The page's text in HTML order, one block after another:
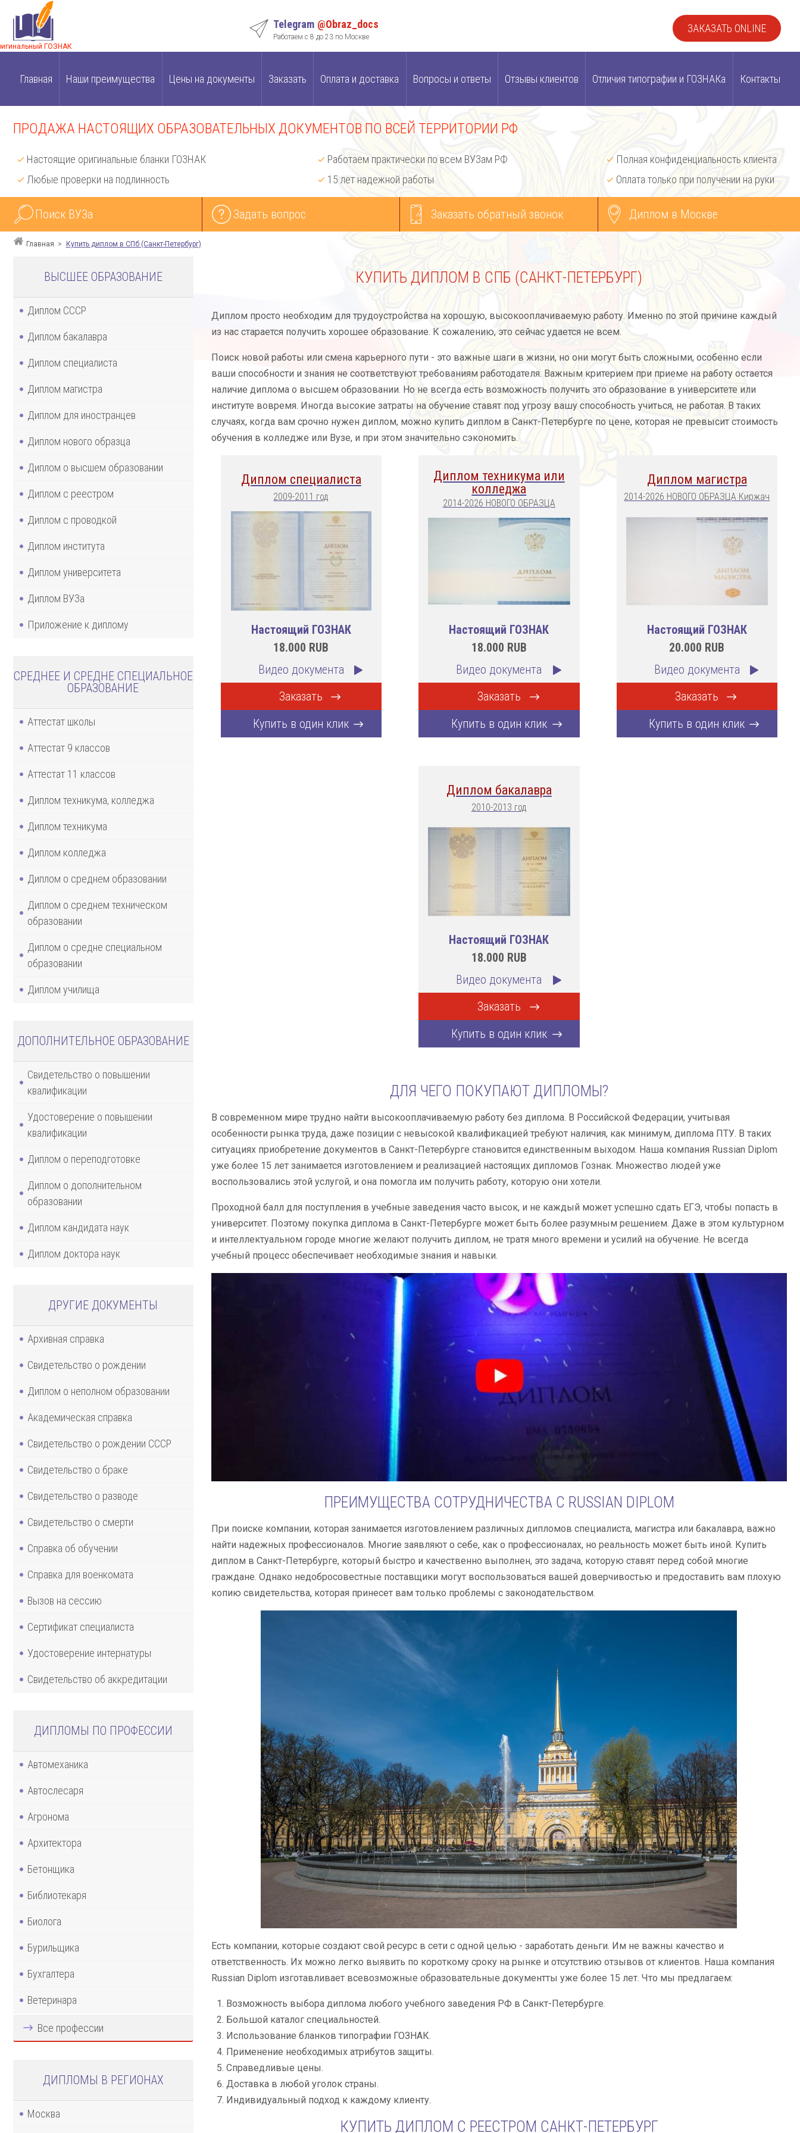
ГОЗНАК
Telegram @Obraz_docs
Работаем с 8 до 23 по Москве
ЗАКАЗАТЬ ONLINE
Главная Наши преимущества Цены на документы Заказать Оплата и доставка Вопросы и ответы Отзывы клиентов Отличия типографии и ГОЗНАКа Контакты
ПРОДАЖА НАСТОЯЩИХ ОБРАЗОВАТЕЛЬНЫХ ДОКУМЕНТОВ ПО ВСЕЙ ТЕРРИТОРИИ РФ
Настоящие оригинальные бланки ГОЗНАК
Любые проверки на подлинность
Работаем практически по всем ВУЗам РФ
15 лет надежной работы
Полная конфиденциальность клиента
Оплата только при получении на руки
Поиск ВУЗа Задать вопрос Заказать обратный звонок Диплом в Москве
Главная Купить диплом в СПб (Санкт-Петербург)
ВЫСШЕЕ ОБРАЗОВАНИЕ
Диплом СССР
Диплом бакалавра
Диплом специалиста
Диплом магистра
Диплом для иностранцев
Диплом нового образца
Диплом о высшем образовании
Диплом с реестром
Диплом с проводкой
Диплом института
Диплом университета
Диплом ВУЗа
Приложение к диплому
СРЕДНЕЕ И СРЕДНЕ СПЕЦИАЛЬНОЕ
ОБРАЗОВАНИЕ
Аттестат школы
Аттестат 9 классов
Аттестат 11 классов
Диплом техникума, колледжа
Диплом техникума
Диплом колледжа
Диплом о среднем образовании
Диплом о среднем техническом
образовании
Диплом о средне специальном
образовании
Диплом училища
ДОПОЛНИТЕЛЬНОЕ ОБРАЗОВАНИЕ
Свидетельство о повышении
квалификации
Удостоверение о повышении
квалификации
Диплом о переподготовке
Диплом о дополнительном
образовании
Диплом кандидата наук
Диплом доктора наук
ДРУГИЕ ДОКУМЕНТЫ
Архивная справка
Свидетельство о рождении
Диплом о неполном образовании
Академическая справка
Свидетельство о рождении СССР
Свидетельство о браке
Свидетельство о разводе
Свидетельство о смерти
Справка об обучении
Справка для военкомата
Вызов на сессию
Сертификат специалиста
Удостоверение интернатуры
Свидетельство об аккредитации
ДИПЛОМЫ ПО ПРОФЕССИИ
Автомеханика
Автослесаря
Агронома
Архитектора
Бетонщика
Библиотекаря
Биолога
Бурильщика
Бухгалтера
Ветеринара
Все профессии
ДИПЛОМЫ В РЕГИОНАХ
Москва
КУПИТЬ ДИПЛОМ В СПБ (САНКТ-ПЕТЕРБУРГ)
Диплом просто необходим для трудоустройства на хорошую, высокооплачиваемую работу. Именно по этой причине каждый
из нас старается получить хорошее образование. К сожалению, это сейчас удается не всем.
Поиск новой работы или смена карьерного пути - это важные шаги в жизни, но они могут быть сложными, особенно если
ваши способности и знания не соответствуют требованиям работодателя. Важным критерием при приеме на работу остается
наличие диплома о высшем образовании. Но не всегда есть возможность получить это образование в университете или
институте вовремя. Иногда высокие затраты на обучение ставят под угрозу вашу способность учиться, не работая. В таких
случаях, когда вам срочно нужен диплом, можно купить диплом в Санкт-Петербурге по цене, которая не превысит стоимость
обучения в колледже или Вузе, и при этом значительно сэкономить.
Диплом специалиста
2009-2011 год
Настоящий ГОЗНАК
18.000 RUB
Видео документа
Заказать
Купить в один клик
Диплом техникума или
колледжа
2014-2026 НОВОГО ОБРАЗЦА
Настоящий ГОЗНАК
18.000 RUB
Видео документа
Заказать
Купить в один клик
Диплом магистра
2014-2026 НОВОГО ОБРАЗЦА Киржач
Настоящий ГОЗНАК
20.000 RUB
Видео документа
Заказать
Купить в один клик
Диплом бакалавра
2010-2013 год
Настоящий ГОЗНАК
18.000 RUB
Видео документа
Заказать
Купить в один клик
ДЛЯ ЧЕГО ПОКУПАЮТ ДИПЛОМЫ?
В современном мире трудно найти высокооплачиваемую работу без диплома. В Российской Федерации, учитывая
особенности рынка труда, даже позиции с невысокой квалификацией требуют наличия, как минимум, диплома ПТУ. В таких
ситуациях приобретение документов в Санкт-Петербурге становится единственным выходом. Наша компания Russian Diplom
уже более 15 лет занимается изготовлением и реализацией настоящих дипломов Гознак. Множество людей уже
воспользовались этой услугой, и она помогла им получить работу, которую они хотели.
Проходной балл для поступления в учебные заведения часто высок, и не каждый может успешно сдать ЕГЭ, чтобы попасть в
университет. Поэтому покупка диплома в Санкт-Петербурге может быть более разумным решением. Даже в этом культурном
и интеллектуальном городе многие желают получить диплом, не тратя много времени и усилий на обучение. Не всегда
учебный процесс обеспечивает необходимые знания и навыки.
ПРЕИМУЩЕСТВА СОТРУДНИЧЕСТВА С RUSSIAN DIPLOM
При поиске компании, которая занимается изготовлением различных дипломов специалиста, магистра или бакалавра, важно
найти надежных профессионалов. Многие заявляют о себе, как о профессионалах, но реальность может быть иной. Купить
диплом в Санкт-Петербурге, который быстро и качественно выполнен, это задача, которую ставят перед собой многие
граждане. Однако недобросовестные поставщики могут воспользоваться вашей доверчивостью и предоставить вам плохую
копию свидетельства, которая принесет вам только проблемы с законодательством.
Есть компании, которые создают свой ресурс в сети с одной целью - заработать деньги. Им не важны качество и
ответственность. Их можно легко выявить по короткому сроку на рынке и отсутствию отзывов от клиентов. Наша компания
Russian Diplom изготавливает всевозможные образовательные документты уже более 15 лет. Что мы предлагаем:
Возможность выбора диплома любого учебного заведения РФ в Санкт-Петербурге.
Большой каталог специальностей.
Использование бланков типографии ГОЗНАК.
Применение необходимых атрибутов защиты.
Справедливые цены.
Доставка в любой уголок страны.
Индивидуальный подход к каждому клиенту.
КУПИТЬ ДИПЛОМ С РЕЕСТРОМ САНКТ-ПЕТЕРБУРГ